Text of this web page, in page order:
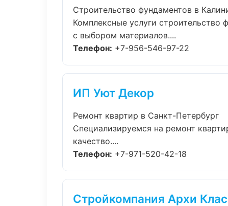
Строительство фундаментов в
Комплексные услуги строительство
с выбором материалов....
Телефон: +7-956-546-97-22
ИП Уют Декор
Ремонт квартир в Санкт-Петербург
Специализируемся на ремонт
качество....
Телефон: +7-971-520-42-18
Стройкомпания Архи